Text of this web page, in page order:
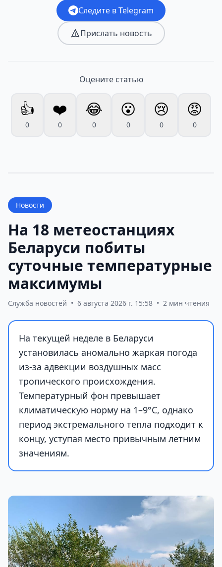
Следите в Telegram
Прислать новость
Оцените статью
👍
0
❤️
0
😂
0
😮
0
😢
0
😡
0
Новости
На 18 метеостанциях
Беларуси побиты
суточные температурные
максимумы
Служба новостей • 6 августа 2026 г. 15:58 • 2 мин чтения
На текущей неделе в Беларуси
установилась аномально жаркая погода
из-за адвекции воздушных масс
тропического происхождения.
Температурный фон превышает
климатическую норму на 1–9°С, однако
период экстремального тепла подходит к
концу, уступая место привычным летним
значениям.